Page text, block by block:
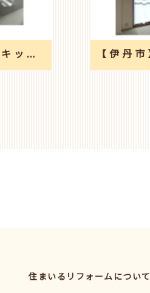
【吹田市】テラスハウス改修（キッチン・トイレ取替え、内装工事）
住まいるリフォームについて